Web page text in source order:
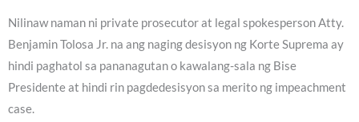
Nilinaw naman ni private prosecutor at legal spokesperson Atty.
Benjamin Tolosa Jr. na ang naging desisyon ng Korte Suprema ay
hindi paghatol sa pananagutan o kawalang-sala ng Bise
Presidente at hindi rin pagdedesisyon sa merito ng impeachment
case.